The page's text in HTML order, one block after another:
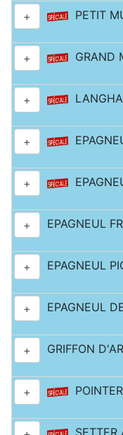
+ PETIT
+ GRAND
+
+
+
+ EPAGNEUL
+ EPAGNEUL
+ EPAGNEUL
+ GRIFFON
+